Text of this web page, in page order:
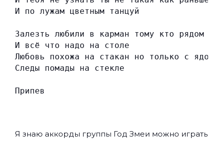
И по лужам цветным танцуй
Залезть любили в карман тому кто рядом
И всё что надо на столе
Любовь похожа на стакан но только с ядом
Следы помады на стекле
Припев
Я знаю аккорды группы Год Змеи можно играть